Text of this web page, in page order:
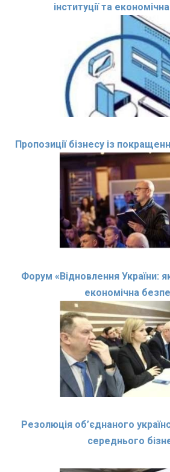
інституції та
Пропозиції бізнесу із
Форум «Відновлення України:
економічна
Резолюція об’єднаного
середнього